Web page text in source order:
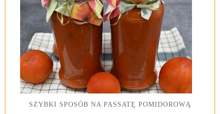
SZYBKI SPOSÓB NA PASSATĘ POMIDOROWĄ